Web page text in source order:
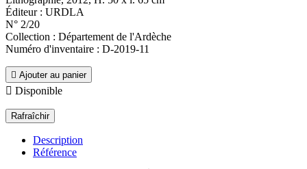
Éditeur : URDLA
N° 2/20
Collection : Département de l'Ardèche
Numéro d'inventaire : D-2019-11
 Ajouter au panier
 Disponible
Description
Référence